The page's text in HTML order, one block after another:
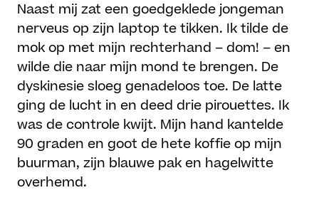
Naast mij zat een goedgeklede jongeman
nerveus op zijn laptop te tikken. Ik tilde de
mok op met mijn rechterhand – dom! – en
wilde die naar mijn mond te brengen. De
dyskinesie sloeg genadeloos toe. De latte
ging de lucht in en deed drie pirouettes. Ik
was de controle kwijt. Mijn hand kantelde
90 graden en goot de hete koffie op mijn
buurman, zijn blauwe pak en hagelwitte
overhemd.